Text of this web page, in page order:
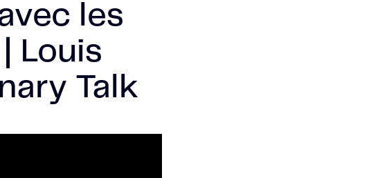
les
Louis
Talk